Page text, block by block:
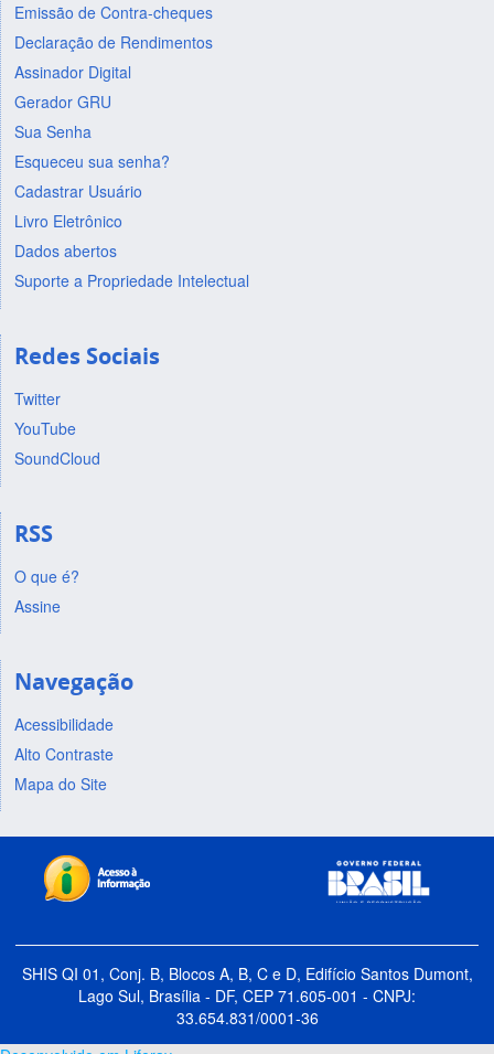
Emissão de Contra-cheques
Declaração de Rendimentos
Assinador Digital
Gerador GRU
Sua Senha
Esqueceu sua senha?
Cadastrar Usuário
Livro Eletrônico
Dados abertos
Suporte a Propriedade Intelectual
Redes Sociais
Twitter
YouTube
SoundCloud
RSS
O que é?
Assine
Navegação
Acessibilidade
Alto Contraste
Mapa do Site
SHIS QI 01, Conj. B, Blocos A, B, C e D, Edifício Santos Dumont,
Lago Sul, Brasília - DF, CEP 71.605-001 - CNPJ:
33.654.831/0001-36